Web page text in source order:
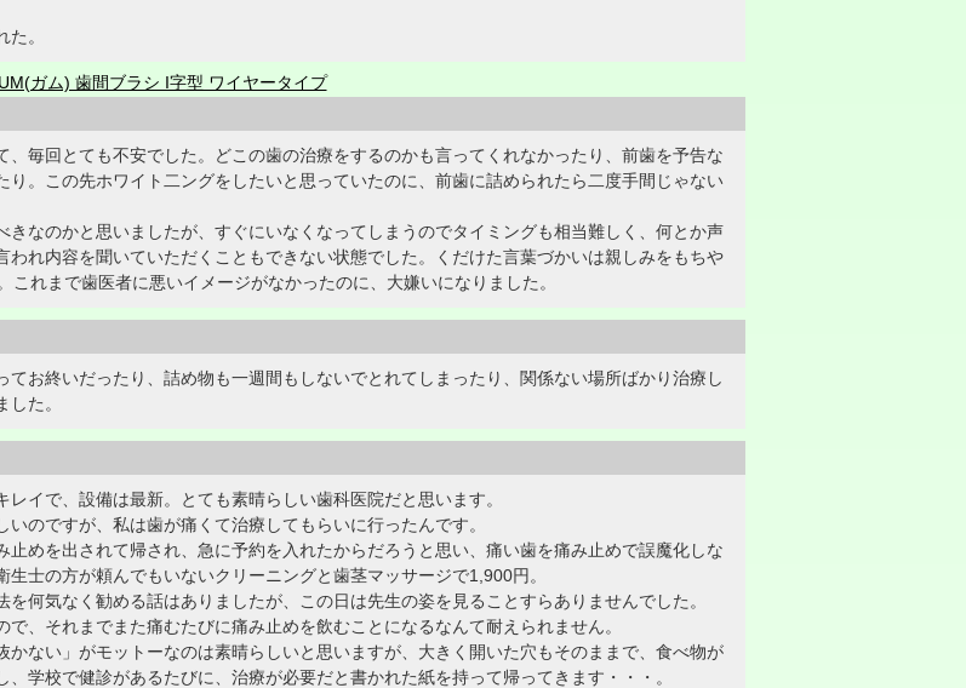
。
ガム) 歯間ブラシ I字型 ワイヤータイプ
毎回とても不安でした。どこの歯の治療をするのかも言ってくれなかったり、前歯を予告な
。この先ホワイト二ングをしたいと思っていたのに、前歯に詰められたら二度手間じゃない
なのかと思いましたが、すぐにいなくなってしまうのでタイミングも相当難しく、何とか声
れ内容を聞いていただくこともできない状態でした。くだけた言葉づかいは親しみをもちや
れまで歯医者に悪いイメージがなかったのに、大嫌いになりました。
お終いだったり、詰め物も一週間もしないでとれてしまったり、関係ない場所ばかり治療し
た。
イで、設備は最新。とても素晴らしい歯科医院だと思います。
のですが、私は歯が痛くて治療してもらいに行ったんです。
めを出されて帰され、急に予約を入れたからだろうと思い、痛い歯を痛み止めで誤魔化しな
士の方が頼んでもいないクリーニングと歯茎マッサージで1,900円。
何気なく勧める話はありましたが、この日は先生の姿を見ることすらありませんでした。
、それまでまた痛むたびに痛み止めを飲むことになるなんて耐えられません。
ない」がモットーなのは素晴らしいと思いますが、大きく開いた穴もそのままで、食べ物が
学校で健診があるたびに、治療が必要だと書かれた紙を持って帰ってきます・・・。